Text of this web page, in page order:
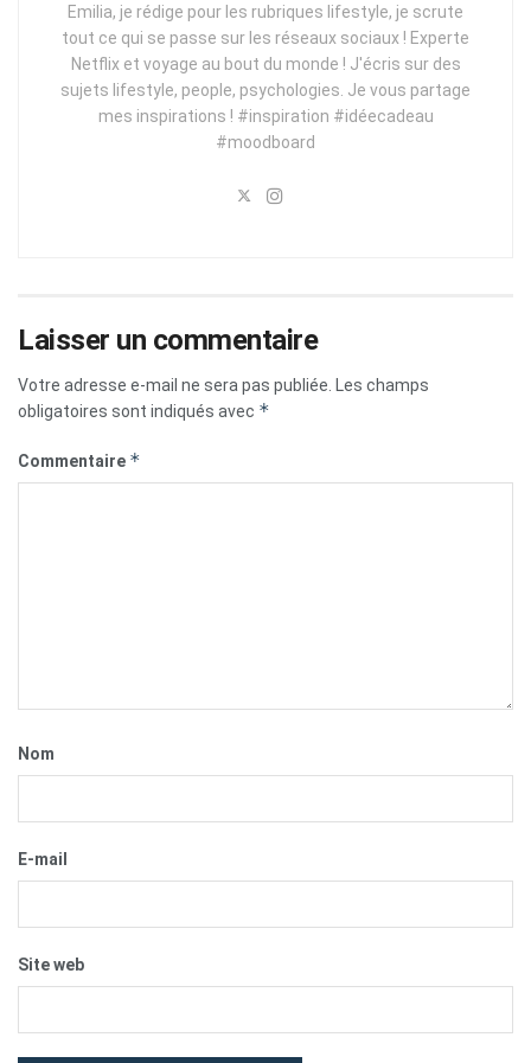
Emilia, je rédige pour les rubriques lifestyle, je scrute
tout ce qui se passe sur les réseaux sociaux ! Experte
Netflix et voyage au bout du monde ! J'écris sur des
sujets lifestyle, people, psychologies. Je vous partage
mes inspirations ! #inspiration #idéecadeau
#moodboard
Laisser un commentaire
Votre adresse e-mail ne sera pas publiée.
Les champs
obligatoires sont indiqués avec *
Commentaire *
Nom
E-mail
Site web